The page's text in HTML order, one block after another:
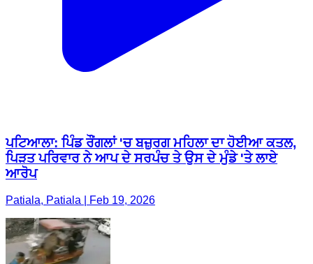
ਪਟਿਆਲਾ: ਪਿੰਡ ਰੌਂਗਲਾਂ 'ਚ ਬਜ਼ੁਰਗ ਮਹਿਲਾ ਦਾ ਹੋਈਆ ਕਤਲ,
ਪਿੜਤ ਪਰਿਵਾਰ ਨੇ ਆਪ ਦੇ ਸਰਪੰਚ ਤੇ ਉਸ ਦੇ ਮੁੰਡੇ 'ਤੇ ਲਾਏ
ਆਰੋਪ
Patiala, Patiala | Feb 19, 2026